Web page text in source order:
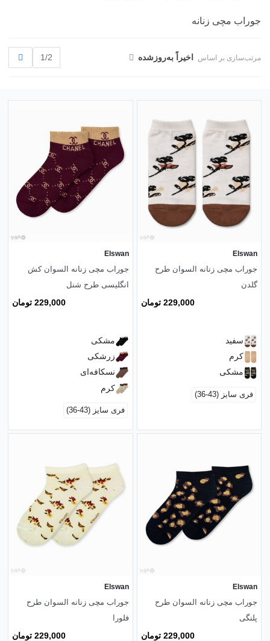
جوراب مچی زنانه
مرتب‌سازی بر اساس اخیراً به‌روز‌شده 1/2
Elswan
جوراب مچی زنانه السوان طرح
گلدن
229,000 تومان
سفید
کرم
مشکی
فری سایز (43-36)
Elswan
جوراب مچی زنانه السوان کش
انگلیسی طرح شنل
229,000 تومان
مشکی
زرشکی
نسکافه‌ای
کرم
فری سایز (43-36)
Elswan
جوراب مچی زنانه السوان طرح
پلنگی
229,000 تومان
Elswan
جوراب مچی زنانه السوان طرح
فلورا
229,000 تومان